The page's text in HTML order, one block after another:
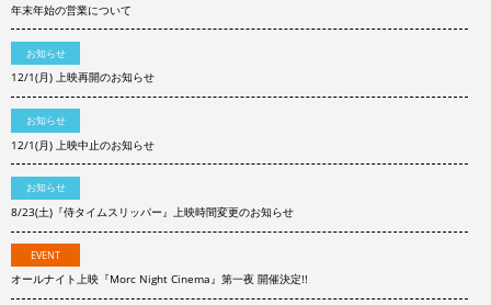
年末年始の営業について
お知らせ
12/1(月) 上映再開のお知らせ
お知らせ
12/1(月) 上映中止のお知らせ
お知らせ
8/23(土)『侍タイムスリッパー』上映時間変更のお知らせ
EVENT
オールナイト上映『Morc Night Cinema』第一夜 開催決定!!